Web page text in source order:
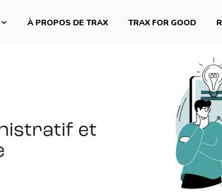
À PROPOS DE TRAX TRAX FOR GOOD
et